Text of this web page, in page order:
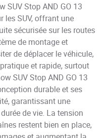
SUV Stop AND GO 13
les SUV, offrant une
sécurisée sur les routes
de montage et
de déplacer le véhicule,
et rapide, surtout
SUV Stop AND GO 13
durable et ses
garantissant une
de vie. La tension
restent bien en place,